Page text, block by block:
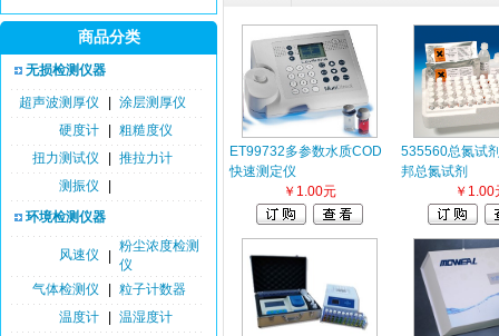
商品分类
无损检测仪器
超声波测厚仪
涂层测厚仪
硬度计
粗糙度仪
扭力测试仪
推拉力计
测振仪
环境检测仪器
风速仪
粉尘浓度检测
仪
气体检测仪
粒子计数器
温度计
温湿度计
ET99732多参数水质COD
快速测定仪
￥1.00元
535560总氮试
邦总氮试剂
￥1.00